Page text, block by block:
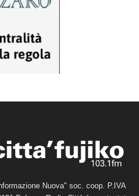
Nuova" soc. coop. P.IVA